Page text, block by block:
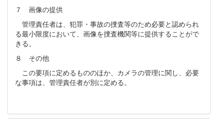
７ 画像の提供
管理責任者は、犯罪・事故の捜査等のため必要と認められ
る最小限度において、画像を捜査機関等に提供することがで
きる。
８ その他
この要項に定めるもののほか、カメラの管理に関し、必要
な事項は、管理責任者が別に定める。